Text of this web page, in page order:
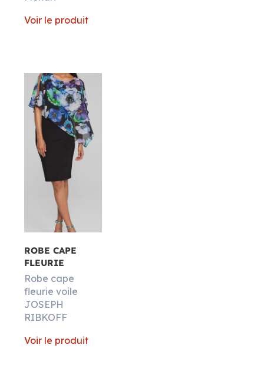
Voir le produit
ROBE CAPE
FLEURIE
Robe cape
fleurie voile
JOSEPH
RIBKOFF
Voir le produit